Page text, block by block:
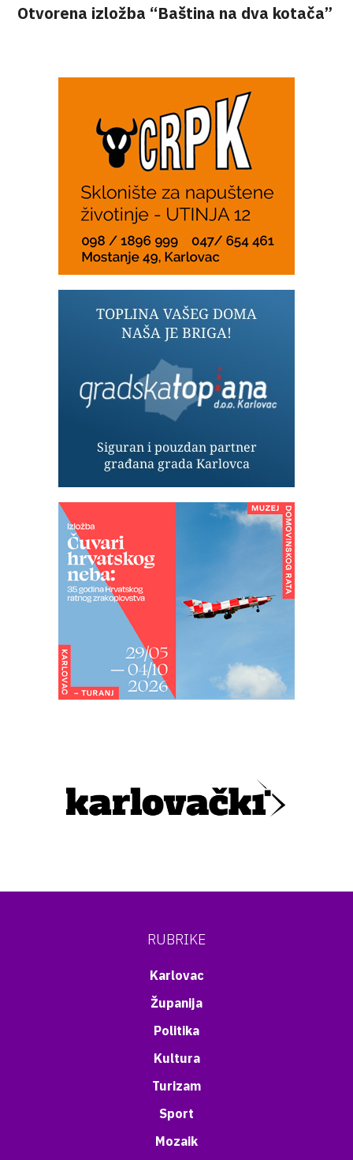
Otvorena izložba “Baština na dva kotača”
RUBRIKE
Karlovac
Županija
Politika
Kultura
Turizam
Sport
Mozaik